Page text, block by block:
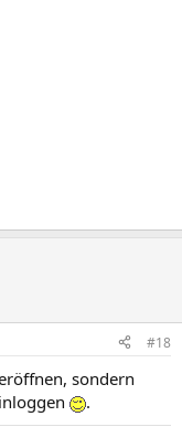
#18
sondern
.